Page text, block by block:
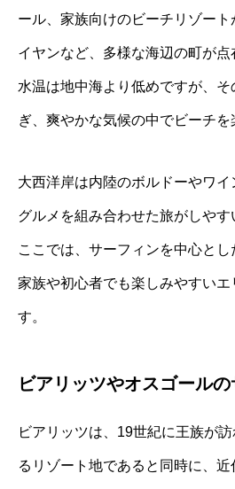
ール、家族向けのビーチリゾー
イヤンなど、多様な海辺の町が点
水温は地中海より低めですが、
ぎ、爽やかな気候の中でビーチを
大西洋岸は内陸のボルドーやワイ
グルメを組み合わせた旅がしやす
ここでは、サーフィンを中心とし
家族や初心者でも楽しみやすいエ
す。
ビアリッツやオスゴール
ビアリッツは、19世紀に王族が
るリゾート地であると同時に、